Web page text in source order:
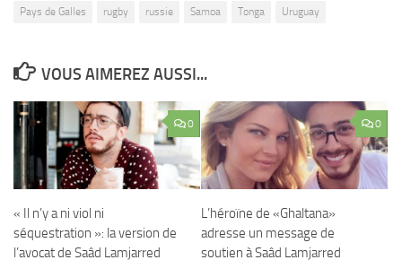
Pays de Galles
rugby russie Samoa Tonga Uruguay
VOUS AIMEREZ AUSSI...
0
« Il n’y a ni viol ni
séquestration »: la version de
l’avocat de Saâd Lamjarred
0
L’héroïne de «Ghaltana»
adresse un message de
soutien à Saâd Lamjarred